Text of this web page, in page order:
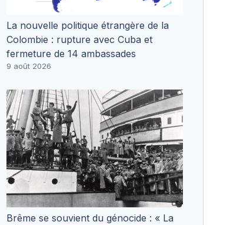
La nouvelle politique étrangère de la
Colombie : rupture avec Cuba et
fermeture de 14 ambassades
9 août 2026
Brême se souvient du génocide : « La